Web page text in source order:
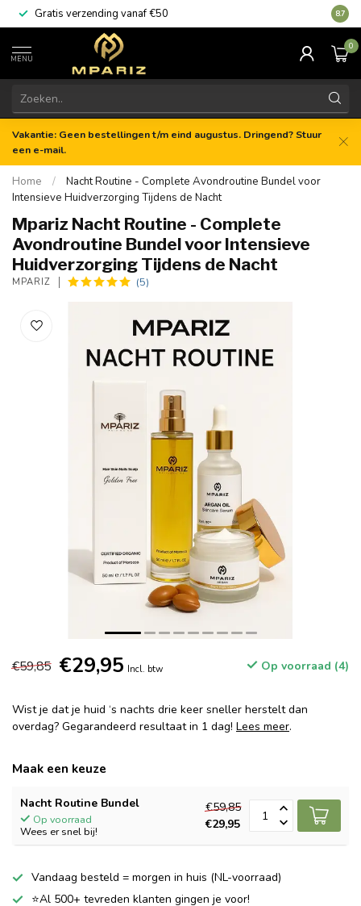
Gratis verzending vanaf €50 8.7
MENU
0
Vakantie: Geen bestellingen t/m eind augustus. Dringend? Stuur
een e-mail.
Home /
Nacht Routine - Complete Avondroutine Bundel voor
Intensieve Huidverzorging Tijdens de Nacht
Mpariz Nacht Routine - Complete
Avondroutine Bundel voor Intensieve
Huidverzorging Tijdens de Nacht
MPARIZ (5)
€59,85 €29,95 Incl. btw Op voorraad (4)
Wist je dat je huid ‘s nachts drie keer sneller herstelt dan
overdag? Gegarandeerd resultaat in 1 dag! Lees meer.
Maak een keuze
Nacht Routine Bundel
Op voorraad
Wees er snel bij!
€59,85
€29,95
Vandaag besteld = morgen in huis (NL-voorraad)
⭐Al 500+ tevreden klanten gingen je voor!